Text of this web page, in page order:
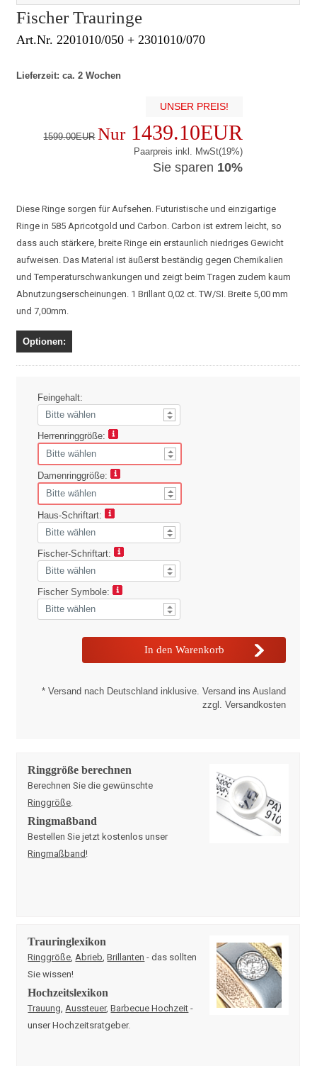
Fischer Trauringe
Art.Nr. 2201010/050 + 2301010/070
Lieferzeit: ca. 2 Wochen
UNSER PREIS!
1599.00EUR Nur1439.10EUR
Paarpreis inkl. MwSt(19%)
Sie sparen 10%
Diese Ringe sorgen für Aufsehen. Futuristische und einzigartige
Ringe in 585 Apricotgold und Carbon. Carbon ist extrem leicht, so
dass auch stärkere, breite Ringe ein erstaunlich niedriges Gewicht
aufweisen. Das Material ist äußerst beständig gegen Chemikalien
und Temperaturschwankungen und zeigt beim Tragen zudem kaum
Abnutzungserscheinungen. 1 Brillant 0,02 ct. TW/SI. Breite 5,00 mm
und 7,00mm.
Optionen:
Feingehalt:
Herrenringgröße:
Damenringgröße:
Haus-Schriftart:
Fischer-Schriftart:
Fischer Symbole:
* Versand nach Deutschland inklusive. Versand ins Ausland
zzgl. Versandkosten
Ringgröße berechnen
Berechnen Sie die gewünschte
Ringgröße
Ringmaßband
Bestellen Sie jetzt kostenlos unser
Ringmaßband!
Trauringlexikon
Ringgröße Abrieb ,Brillanten - das sollten
Sie wissen!
Hochzeitslexikon
Trauung Aussteuer,Barbecue Hochzeit -
unser Hochzeitsratgeber.